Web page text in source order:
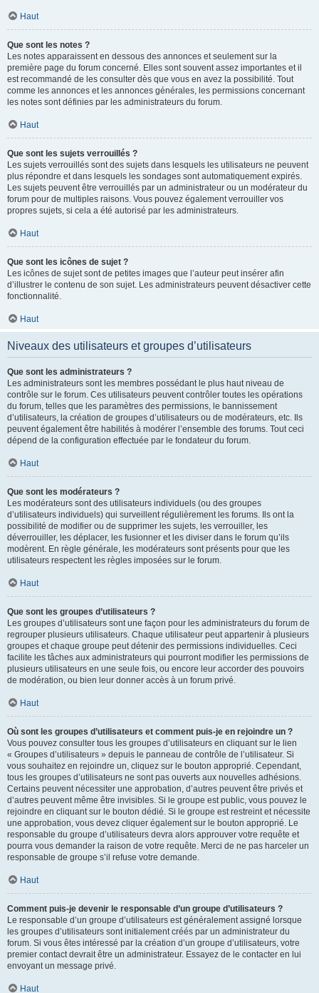
Haut
Que sont les notes ?
Les notes apparaissent en dessous des annonces et seulement sur la
première page du forum concerné. Elles sont souvent assez importantes et il
est recommandé de les consulter dès que vous en avez la possibilité. Tout
comme les annonces et les annonces générales, les permissions concernant
les notes sont définies par les administrateurs du forum.
Haut
Que sont les sujets verrouillés ?
Les sujets verrouillés sont des sujets dans lesquels les utilisateurs ne peuvent
plus répondre et dans lesquels les sondages sont automatiquement expirés.
Les sujets peuvent être verrouillés par un administrateur ou un modérateur du
forum pour de multiples raisons. Vous pouvez également verrouiller vos
propres sujets, si cela a été autorisé par les administrateurs.
Haut
Que sont les icônes de sujet ?
Les icônes de sujet sont de petites images que l’auteur peut insérer afin
d’illustrer le contenu de son sujet. Les administrateurs peuvent désactiver cette
fonctionnalité.
Haut
Niveaux des utilisateurs et groupes d’utilisateurs
Que sont les administrateurs ?
Les administrateurs sont les membres possédant le plus haut niveau de
contrôle sur le forum. Ces utilisateurs peuvent contrôler toutes les opérations
du forum, telles que les paramètres des permissions, le bannissement
d’utilisateurs, la création de groupes d’utilisateurs ou de modérateurs, etc. Ils
peuvent également être habilités à modérer l’ensemble des forums. Tout ceci
dépend de la configuration effectuée par le fondateur du forum.
Haut
Que sont les modérateurs ?
Les modérateurs sont des utilisateurs individuels (ou des groupes
d’utilisateurs individuels) qui surveillent régulièrement les forums. Ils ont la
possibilité de modifier ou de supprimer les sujets, les verrouiller, les
déverrouiller, les déplacer, les fusionner et les diviser dans le forum qu’ils
modèrent. En règle générale, les modérateurs sont présents pour que les
utilisateurs respectent les règles imposées sur le forum.
Haut
Que sont les groupes d’utilisateurs ?
Les groupes d’utilisateurs sont une façon pour les administrateurs du forum de
regrouper plusieurs utilisateurs. Chaque utilisateur peut appartenir à plusieurs
groupes et chaque groupe peut détenir des permissions individuelles. Ceci
facilite les tâches aux administrateurs qui pourront modifier les permissions de
plusieurs utilisateurs en une seule fois, ou encore leur accorder des pouvoirs
de modération, ou bien leur donner accès à un forum privé.
Haut
Où sont les groupes d’utilisateurs et comment puis-je en rejoindre un ?
Vous pouvez consulter tous les groupes d’utilisateurs en cliquant sur le lien
« Groupes d’utilisateurs » depuis le panneau de contrôle de l’utilisateur. Si
vous souhaitez en rejoindre un, cliquez sur le bouton approprié. Cependant,
tous les groupes d’utilisateurs ne sont pas ouverts aux nouvelles adhésions.
Certains peuvent nécessiter une approbation, d’autres peuvent être privés et
d’autres peuvent même être invisibles. Si le groupe est public, vous pouvez le
rejoindre en cliquant sur le bouton dédié. Si le groupe est restreint et nécessite
une approbation, vous devez cliquer également sur le bouton approprié. Le
responsable du groupe d’utilisateurs devra alors approuver votre requête et
pourra vous demander la raison de votre requête. Merci de ne pas harceler un
responsable de groupe s’il refuse votre demande.
Haut
Comment puis-je devenir le responsable d’un groupe d’utilisateurs ?
Le responsable d’un groupe d’utilisateurs est généralement assigné lorsque
les groupes d’utilisateurs sont initialement créés par un administrateur du
forum. Si vous êtes intéressé par la création d’un groupe d’utilisateurs, votre
premier contact devrait être un administrateur. Essayez de le contacter en lui
envoyant un message privé.
Haut